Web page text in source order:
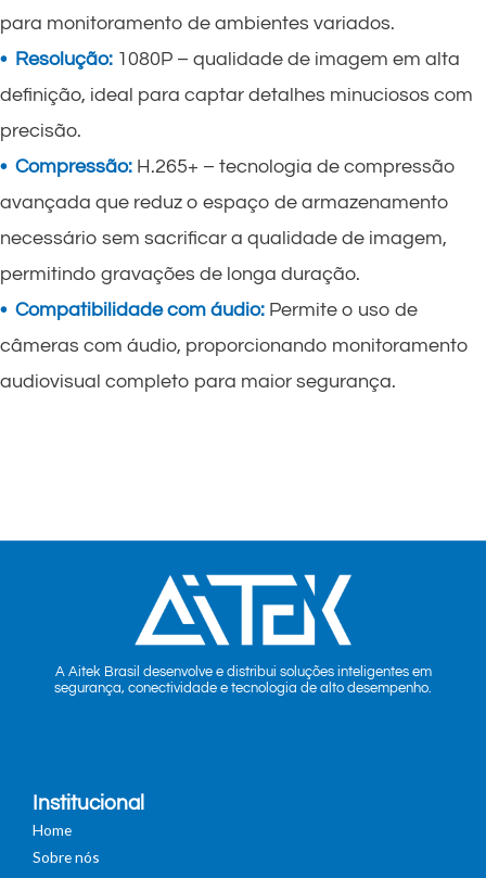
para monitoramento de ambientes variados.
• Resolução: 1080P – qualidade de imagem em alta
definição, ideal para captar detalhes minuciosos com
precisão.
• Compressão: H.265+ – tecnologia de compressão
avançada que reduz o espaço de armazenamento
necessário sem sacrificar a qualidade de imagem,
permitindo gravações de longa duração.
• Compatibilidade com áudio: Permite o uso de
câmeras com áudio, proporcionando monitoramento
audiovisual completo para maior segurança.
A Aitek Brasil desenvolve e distribui soluções inteligentes em
segurança, conectividade e tecnologia de alto desempenho.
Institucional
Home
Sobre nós